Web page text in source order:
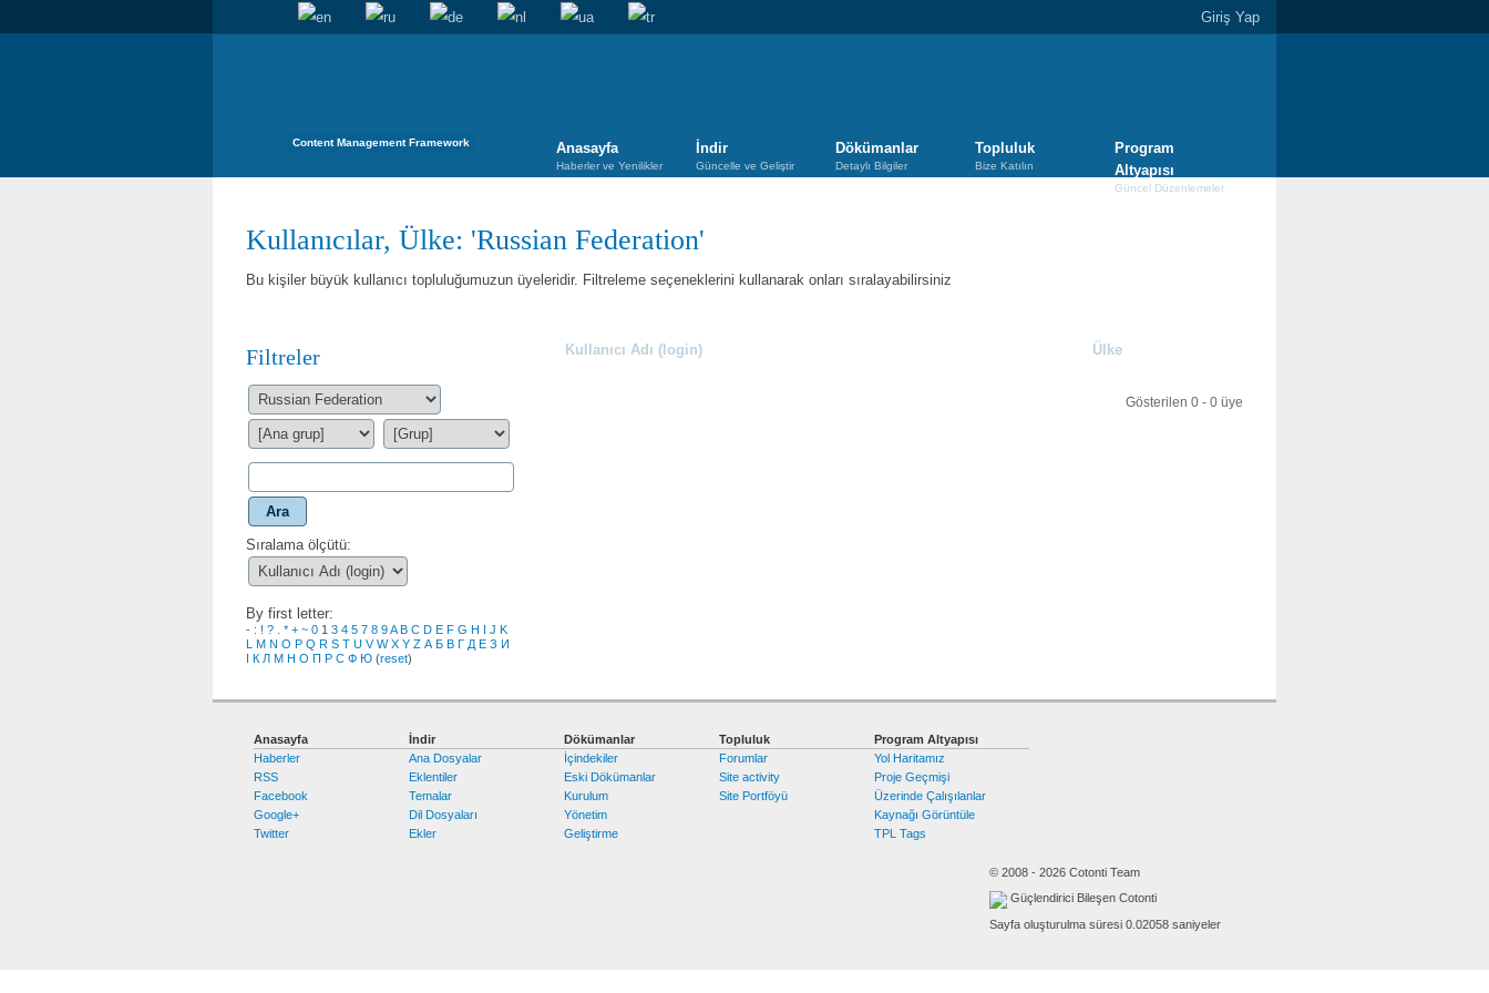
Giriş Yap
Content Management Framework Anasayfa
Haberler ve Yenilikler
İndir
Güncelle ve Geliştir
Dökümanlar
Detaylı Bilgiler
Topluluk
Bize Katılın
Program
Altyapısı
Güncel Düzenlemeler
Kullanıcılar, Ülke: 'Russian Federation'
Bu kişiler büyük kullanıcı topluluğumuzun üyeleridir. Filtreleme seçeneklerini kullanarak onları sıralayabilirsiniz
Filtreler
Ara
Sıralama ölçütü:
By first letter:
- : ! ? * + ~ 0 1 3 4 5 7 8 9A B C D E F G H J K
M N O P Q R S T U V W X Y Z А Б В Г Д Е З И
К Л М Н О П Р С Ф Ю (reset)
Kullanıcı Adı (login) Ülke
Gösterilen 0 - 0 üye
Anasayfa
Haberler
RSS
Facebook
Google+
Twitter
İndir
Ana Dosyalar
Eklentiler
Temalar
Dil Dosyaları
Ekler
Dökümanlar
İçindekiler
Eski Dökümanlar
Kurulum
Yönetim
Geliştirme
Topluluk
Forumlar
Site activity
Site Portföyü
Program Altyapısı
Yol Haritamız
Proje Geçmişi
Üzerinde Çalışılanlar
Kaynağı Görüntüle
TPL Tags
© 2008 - 2026 Cotonti Team
Güçlendirici Bileşen Cotonti
Sayfa oluşturulma süresi 0.02058 saniyeler